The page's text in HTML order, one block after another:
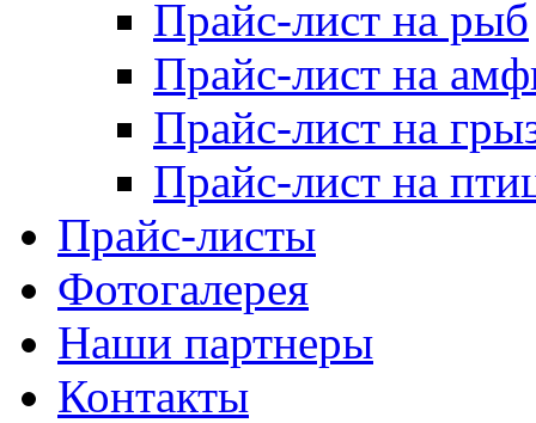
Прайс-лист на рыб
Прайс-лист на
Прайс-лист на
Прайс-лист на
Прайс-листы
Фотогалерея
Наши партнеры
Контакты